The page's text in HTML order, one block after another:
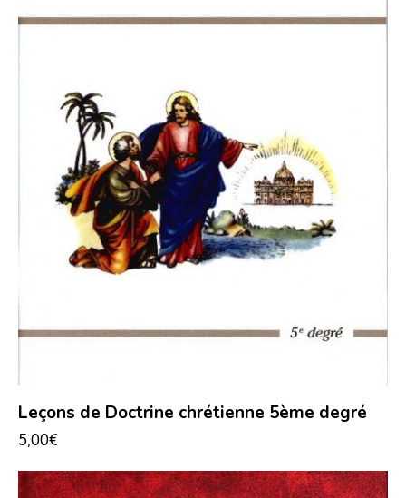
Leçons de Doctrine chrétienne 5ème degré
5,00€